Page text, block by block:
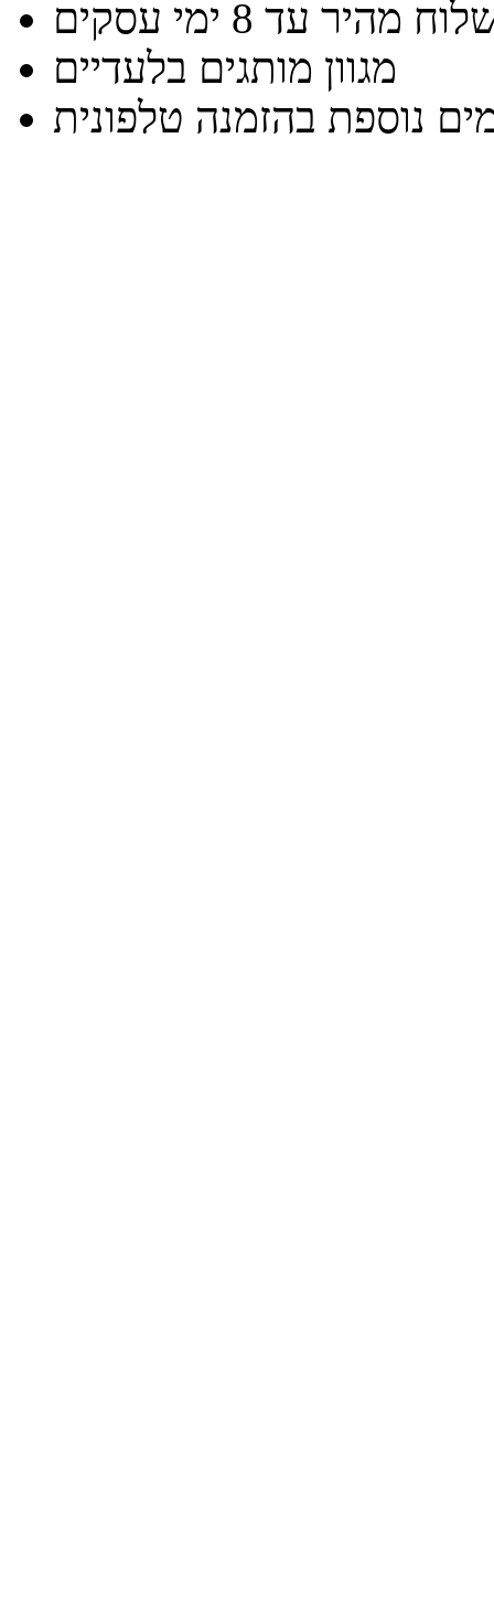
מהיר עד 8 ימי עסקים
מגוון מותגים בלעדיים
נוספת בהזמנה טלפונית